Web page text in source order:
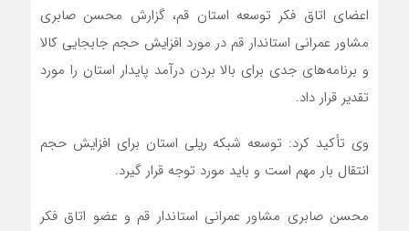
اعضای اتاق فکر توسعه استان قم، گزارش محسن صابری
مشاور عمرانی استاندار قم در مورد افزایش حجم جابجایی کالا
و برنامه‌های جدی برای بالا بردن درآمد پایدار استان را مورد
تقدیر قرار داد.
وی تأکید کرد: توسعه شبکه ریلی استان برای افزایش حجم
انتقال بار مهم است و باید مورد توجه قرار گیرد.
محسن صابری مشاور عمرانی استاندار قم و عضو اتاق فکر